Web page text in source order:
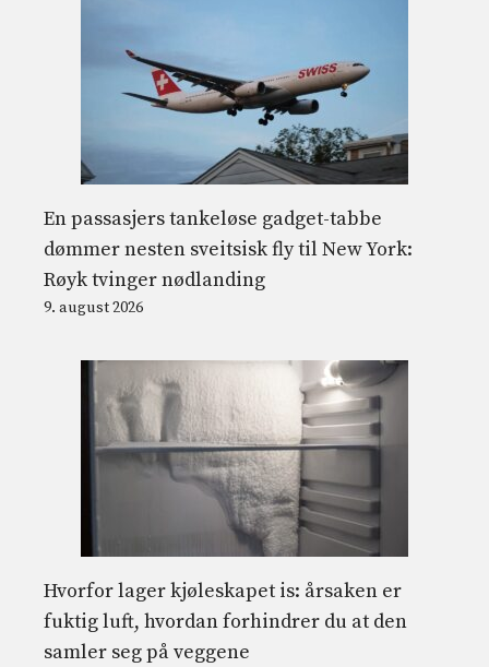
En passasjers tankeløse gadget-tabbe
dømmer nesten sveitsisk fly til New York:
Røyk tvinger nødlanding
9. august 2026
Hvorfor lager kjøleskapet is: årsaken er
fuktig luft, hvordan forhindrer du at den
samler seg på veggene